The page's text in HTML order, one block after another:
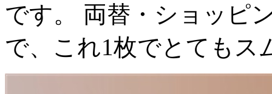
です。 両替・ショッピ
で、これ1枚でとてもス